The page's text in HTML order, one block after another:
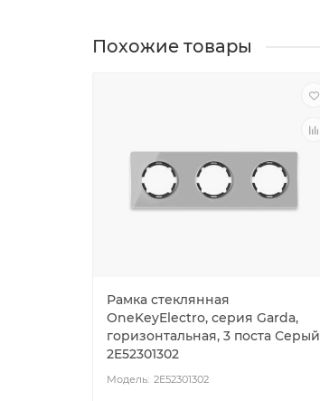
Похожие товары
Рамка стеклянная
OneKeyElectro, серия Garda,
горизонтальная, 3 поста Серый
2E52301302
2E52301302